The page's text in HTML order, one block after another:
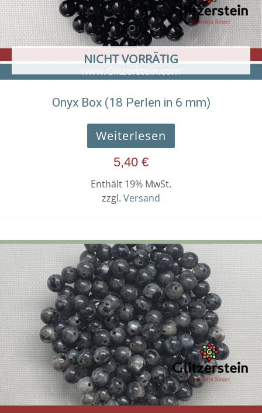
NICHT VORRÄTIG
Onyx Box (18 Perlen in 6 mm)
Weiterlesen
5,40 €
Enthält 19% MwSt.
zzgl. Versand